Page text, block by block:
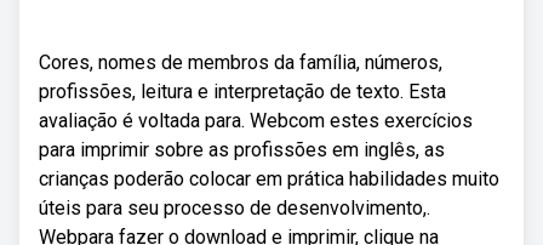
Cores, nomes de membros da família, números,
profissões, leitura e interpretação de texto. Esta
avaliação é voltada para. Webcom estes exercícios
para imprimir sobre as profissões em inglês, as
crianças poderão colocar em prática habilidades muito
úteis para seu processo de desenvolvimento,.
Webpara fazer o download e imprimir, clique na